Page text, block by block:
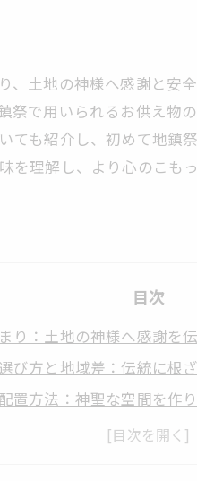
土地の神様へ感謝と安
祭で用いられるお供え物
ても紹介し、初めて地
理解し、より心のこも
目次
り：土地の神様へ感謝を
び方と地域差：伝統に根
置方法：神聖な空間を作
味を知ることで得られる